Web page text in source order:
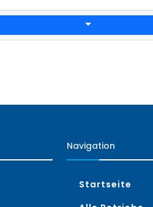
Navigation
Startseite